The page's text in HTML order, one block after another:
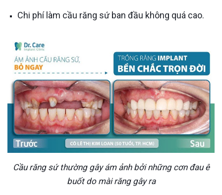
Chi phí làm cầu răng sứ ban đầu không quá cao.
Cầu răng sứ thường gây ám ảnh bởi những cơn đau ê
buốt do mài răng gây ra